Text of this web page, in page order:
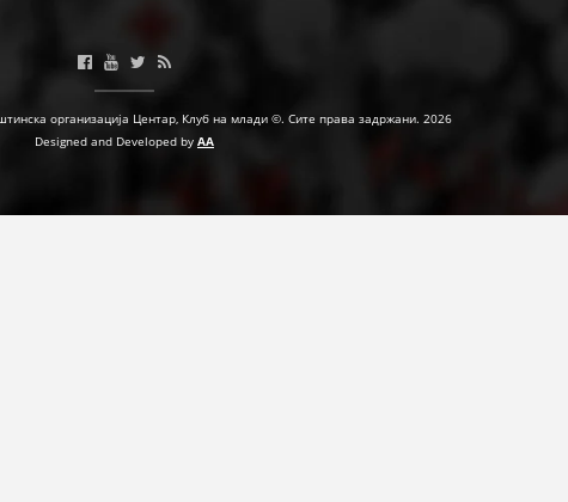
ПРЕВЕНТИВНА ДЕЈНОСТ
ИНФОРМАЦИИ ЗА БОЛЕСТИ
организација Центар, Клуб на млади ©. Сите права задржани. 2026
Designed and Developed by AA